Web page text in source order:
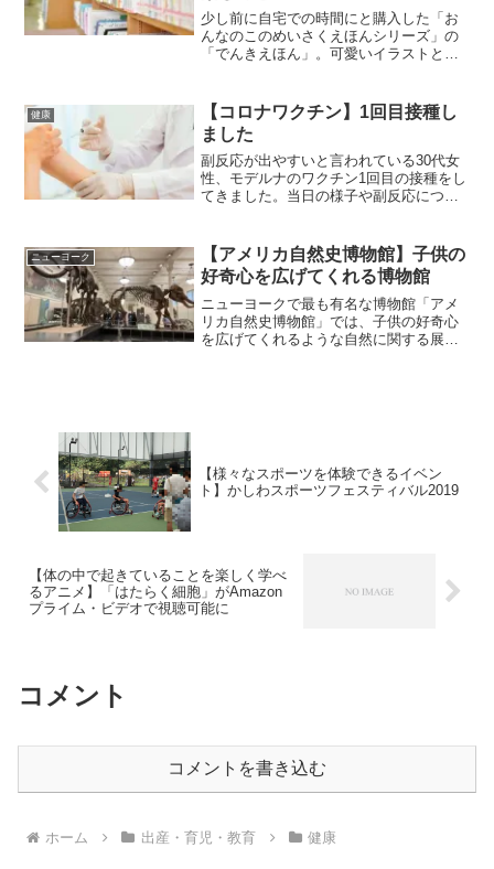
したい本でした。
少し前に自宅での時間にと購入した「お
んなのこのめいさくえほんシリーズ」の
「でんきえほん」。可愛いイラストと読
しめ興味の幅も広がるのでおすすめで
す。おすすめポイント...
健康
【コロナワクチン】1回目接種し
ました
副反応が出やすいと言われている30代女
性、モデルナのワクチン1回目の接種をし
てきました。当日の様子や副反応につい
ニューヨーク
【アメリカ自然史博物館】子供の
好奇心を広げてくれる博物館
ニューヨークで最も有名な博物館「アメ
リカ自然史博物館」では、子供の好奇心
を広げてくれるような自然に関する展示
【様々なスポーツを体験できるイベン
ト】かしわスポーツフェスティバル2019
【体の中で起きていることを楽しく学べ
るアニメ】「はたらく細胞」がAmazon
プライム・ビデオで視聴可能に
コメント
コメントを書き込む
ホーム 出産・育児・教育 健康